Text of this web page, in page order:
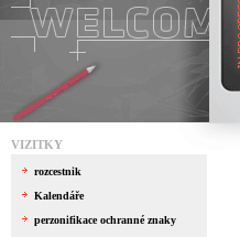
VIZITKY
rozcestnik
Kalendáře
perzonifikace ochranné znaky